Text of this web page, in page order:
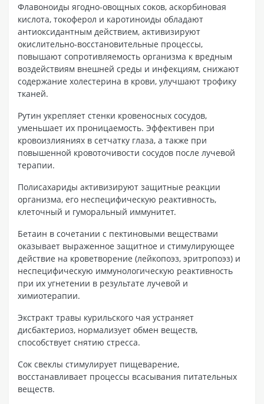
Флавоноиды ягодно-овощных соков, аскорбиновая
кислота, токоферол и каротиноиды обладают
антиоксидантным действием, активизируют
окислительно-восстановительные процессы,
повышают сопротивляемость организма к вредным
воздействиям внешней среды и инфекциям, снижают
содержание холестерина в крови, улучшают трофику
тканей.
Рутин укрепляет стенки кровеносных сосудов,
уменьшает их проницаемость. Эффективен при
кровоизлияниях в сетчатку глаза, а также при
повышенной кровоточивости сосудов после лучевой
терапии.
Полисахариды активизируют защитные реакции
организма, его неспецифическую реактивность,
клеточный и гуморальный иммунитет.
Бетаин в сочетании с пектиновыми веществами
оказывает выраженное защитное и стимулирующее
действие на кроветворение (лейкопоэз, эритропоэз) и
неспецифическую иммунологическую реактивность
при их угнетении в результате лучевой и
химиотерапии.
Экстракт травы курильского чая устраняет
дисбактериоз, нормализует обмен веществ,
способствует снятию стресса.
Сок свеклы стимулирует пищеварение,
восстанавливает процессы всасывания питательных
веществ.